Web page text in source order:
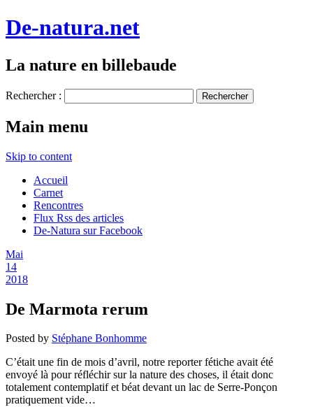
De-natura.net
La nature en billebaude
Rechercher :
Main menu
Skip to content
Accueil
Carnet
Rencontres
Flux Rss des articles
De-Natura sur Facebook
Mai
14
2018
De Marmota rerum
Posted by Stéphane Bonhomme
C’était une fin de mois d’avril, notre reporter fétiche avait été
envoyé là pour réfléchir sur la nature des choses, il était donc
totalement contemplatif et béat devant un lac de Serre-Ponçon
pratiquement vide…